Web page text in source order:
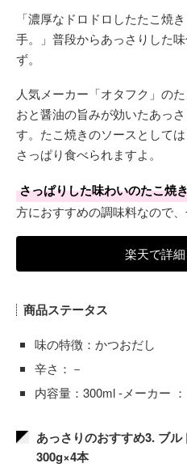
「濃厚なドロドロしたたこ焼
手。」普段からあっさりした
ず。
人気メーカー「オタフク」の
おと醤油の旨みが効いたあっ
す。たこ焼きのソースとして
さっぱり食べられますよ。
さっぱりした味わいのたこ焼
方におすすめの調味料なので、
楽天で詳
商品ステータス
味の特徴：かつおだし
辛さ：－
内容量：300ml -メーカー
あっさりのおすすめ3. ブ
300g×4本